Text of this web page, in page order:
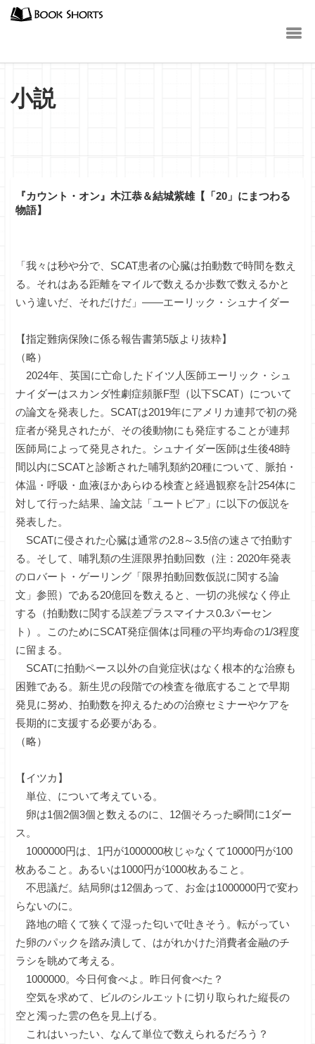
小説
『カウント・オン』木江恭＆結城紫雄【「20」にまつわる
物語】
「我々は秒や分で、SCAT患者の心臓は拍動数で時間を数え
る。それはある距離をマイルで数えるか歩数で数えるかと
いう違いだ、それだけだ」――エーリック・シュナイダー
【指定難病保険に係る報告書第5版より抜粋】
（略）
2024年、英国に亡命したドイツ人医師エーリック・シュ
ナイダーはスカンダ性劇症頻脈F型（以下SCAT）について
の論文を発表した。SCATは2019年にアメリカ連邦で初の発
症者が発見されたが、その後動物にも発症することが連邦
医師局によって発見された。シュナイダー医師は生後48時
間以内にSCATと診断された哺乳類約20種について、脈拍・
体温・呼吸・血液ほかあらゆる検査と経過観察を計254体に
対して行った結果、論文誌「ユートピア」に以下の仮説を
発表した。
SCATに侵された心臓は通常の2.8～3.5倍の速さで拍動す
る。そして、哺乳類の生涯限界拍動回数（注：2020年発表
のロバート・ゲーリング「限界拍動回数仮説に関する論
文」参照）である20億回を数えると、一切の兆候なく停止
する（拍動数に関する誤差プラスマイナス0.3パーセン
ト）。このためにSCAT発症個体は同種の平均寿命の1/3程度
に留まる。
SCATに拍動ペース以外の自覚症状はなく根本的な治療も
困難である。新生児の段階での検査を徹底することで早期
発見に努め、拍動数を抑えるための治療セミナーやケアを
長期的に支援する必要がある。
（略）
【イツカ】
単位、について考えている。
卵は1個2個3個と数えるのに、12個そろった瞬間に1ダー
ス。
1000000円は、1円が1000000枚じゃなくて10000円が100
枚あること。あるいは1000円が1000枚あること。
不思議だ。結局卵は12個あって、お金は1000000円で変わ
らないのに。
路地の暗くて狭くて湿った匂いで吐きそう。転がってい
た卵のパックを踏み潰して、はがれかけた消費者金融のチ
ラシを眺めて考える。
1000000。今日何食べよ。昨日何食べた？
空気を求めて、ビルのシルエットに切り取られた縦長の
空と濁った雲の色を見上げる。
これはいったい、なんて単位で数えられるだろう？